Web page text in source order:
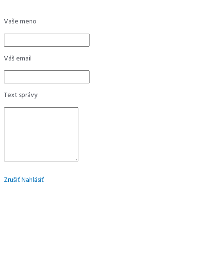
Vaše meno
Váš email
Text správy
ZrušiťNahlásiť